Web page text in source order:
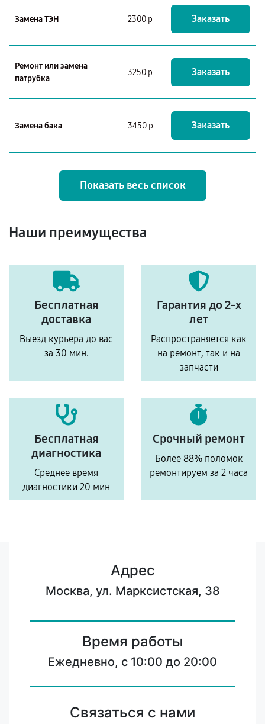
Замена ТЭН 2300 р Заказать
Ремонт или замена
патрубка
3250 р Заказать
Замена бака 3450 р Заказать
Показать весь список
Наши преимущества
Бесплатная
доставка
Выезд курьера до вас
за 30 мин.
Гарантия до 2-х
лет
Распространяется как
на ремонт, так и на
запчасти
Бесплатная
диагностика
Среднее время
диагностики 20 мин
Срочный ремонт
Более 88% поломок
ремонтируем за 2 часа
Адрес
Москва, ул. Марксистская, 38
Время работы
Ежедневно, с 10:00 до 20:00
Связаться с нами